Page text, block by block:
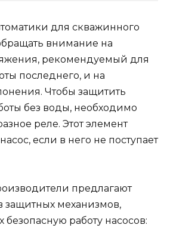
для скважинного
внимание на
рекомендуемый для
последнего, и на
Чтобы защитить
без воды, необходимо
реле. Этот элемент
если в него не поступает
предлагают
защитных механизмов,
работу насосов: